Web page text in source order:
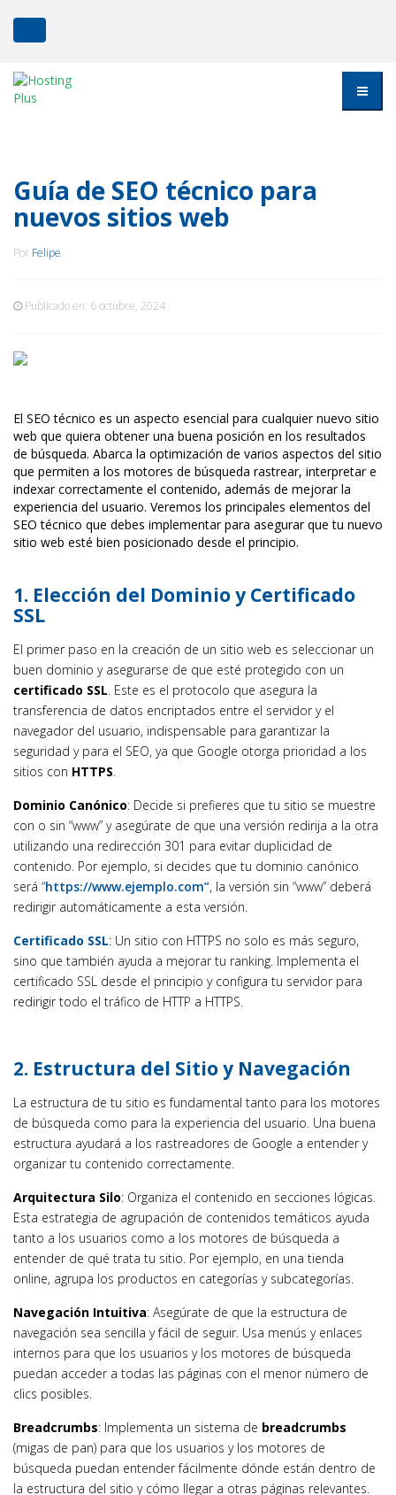
Guía de SEO técnico para
nuevos sitios web
Por Felipe
Publicado en: 6 octubre, 2024
El SEO técnico es un aspecto esencial para cualquier nuevo sitio
web que quiera obtener una buena posición en los resultados
de búsqueda. Abarca la optimización de varios aspectos del sitio
que permiten a los motores de búsqueda rastrear, interpretar e
indexar correctamente el contenido, además de mejorar la
experiencia del usuario. Veremos los principales elementos del
SEO técnico que debes implementar para asegurar que tu nuevo
sitio web esté bien posicionado desde el principio.
1. Elección del Dominio y Certificado
SSL
El primer paso en la creación de un sitio web es seleccionar un
buen dominio y asegurarse de que esté protegido con un
certificado SSL. Este es el protocolo que asegura la
transferencia de datos encriptados entre el servidor y el
navegador del usuario, indispensable para garantizar la
seguridad y para el SEO, ya que Google otorga prioridad a los
sitios con HTTPS.
Dominio Canónico: Decide si prefieres que tu sitio se muestre
con o sin “www” y asegúrate de que una versión redirija a la otra
utilizando una redirección 301 para evitar duplicidad de
contenido. Por ejemplo, si decides que tu dominio canónico
será “https://www.ejemplo.com”, la versión sin “www” deberá
redirigir automáticamente a esta versión.
Certificado SSL: Un sitio con HTTPS no solo es más seguro,
sino que también ayuda a mejorar tu ranking. Implementa el
certificado SSL desde el principio y configura tu servidor para
redirigir todo el tráfico de HTTP a HTTPS.
2. Estructura del Sitio y Navegación
La estructura de tu sitio es fundamental tanto para los motores
de búsqueda como para la experiencia del usuario. Una buena
estructura ayudará a los rastreadores de Google a entender y
organizar tu contenido correctamente.
Arquitectura Silo: Organiza el contenido en secciones lógicas.
Esta estrategia de agrupación de contenidos temáticos ayuda
tanto a los usuarios como a los motores de búsqueda a
entender de qué trata tu sitio. Por ejemplo, en una tienda
online, agrupa los productos en categorías y subcategorías.
Navegación Intuitiva: Asegúrate de que la estructura de
navegación sea sencilla y fácil de seguir. Usa menús y enlaces
internos para que los usuarios y los motores de búsqueda
puedan acceder a todas las páginas con el menor número de
clics posibles.
Breadcrumbs: Implementa un sistema de breadcrumbs
(migas de pan) para que los usuarios y los motores de
búsqueda puedan entender fácilmente dónde están dentro de
la estructura del sitio y cómo llegar a otras páginas relevantes.